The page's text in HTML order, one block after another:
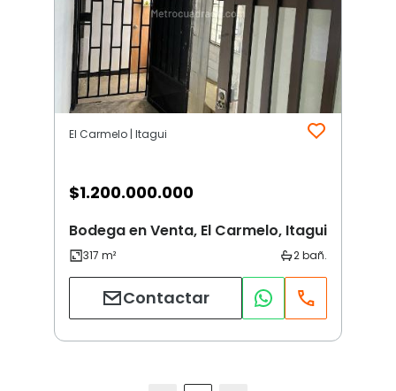
El Carmelo | Itagui
$1.200.000.000
Bodega en Venta, El Carmelo, Itagui
Contactar